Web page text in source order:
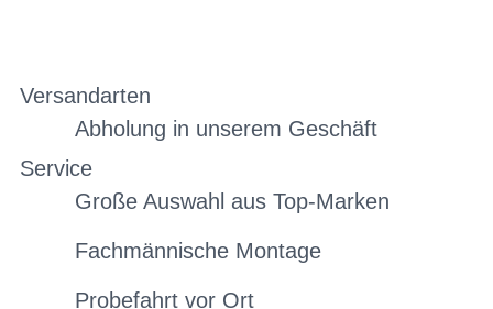
Versandarten
Abholung in unserem Geschäft
Service
Große Auswahl aus Top-Marken
Fachmännische Montage
Probefahrt vor Ort